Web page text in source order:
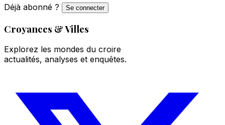
Déjà abonné ?
Se connecter
Croyances & Villes
Explorez les mondes du croire
actualités, analyses et enquêtes.